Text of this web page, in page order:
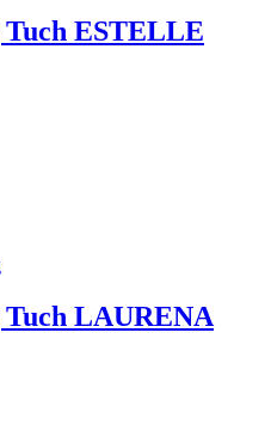
ESTELLE
LAURENA